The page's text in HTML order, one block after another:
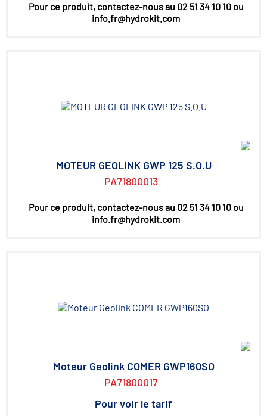
Pour ce produit, contactez-nous au 02 51 34 10 10 ou
info.fr@hydrokit.com
MOTEUR GEOLINK GWP 125 S.O.U
PA71800013
Pour ce produit, contactez-nous au 02 51 34 10 10 ou
info.fr@hydrokit.com
Moteur Geolink COMER GWP160SO
PA71800017
Pour voir le tarif